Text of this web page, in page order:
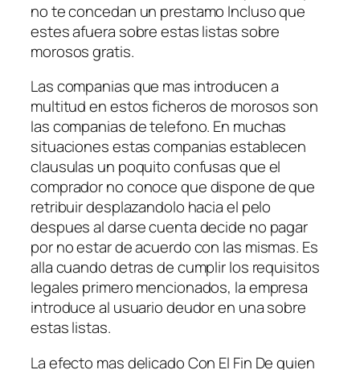
no te concedan un prestamo Incluso que
estes afuera sobre estas listas sobre
morosos gratis.
Las companias que mas introducen a
multitud en estos ficheros de morosos son
las companias de telefono. En muchas
situaciones estas companias establecen
clausulas un poquito confusas que el
comprador no conoce que dispone de que
retribuir desplazandolo hacia el pelo
despues al darse cuenta decide no pagar
por no estar de acuerdo con las mismas. Es
alla cuando detras de cumplir los requisitos
legales primero mencionados, la empresa
introduce al usuario deudor en una sobre
estas listas.
La efecto mas delicado Con El Fin De quien